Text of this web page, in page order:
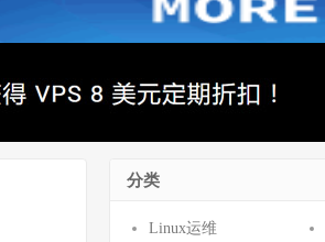
分类
Linux运维